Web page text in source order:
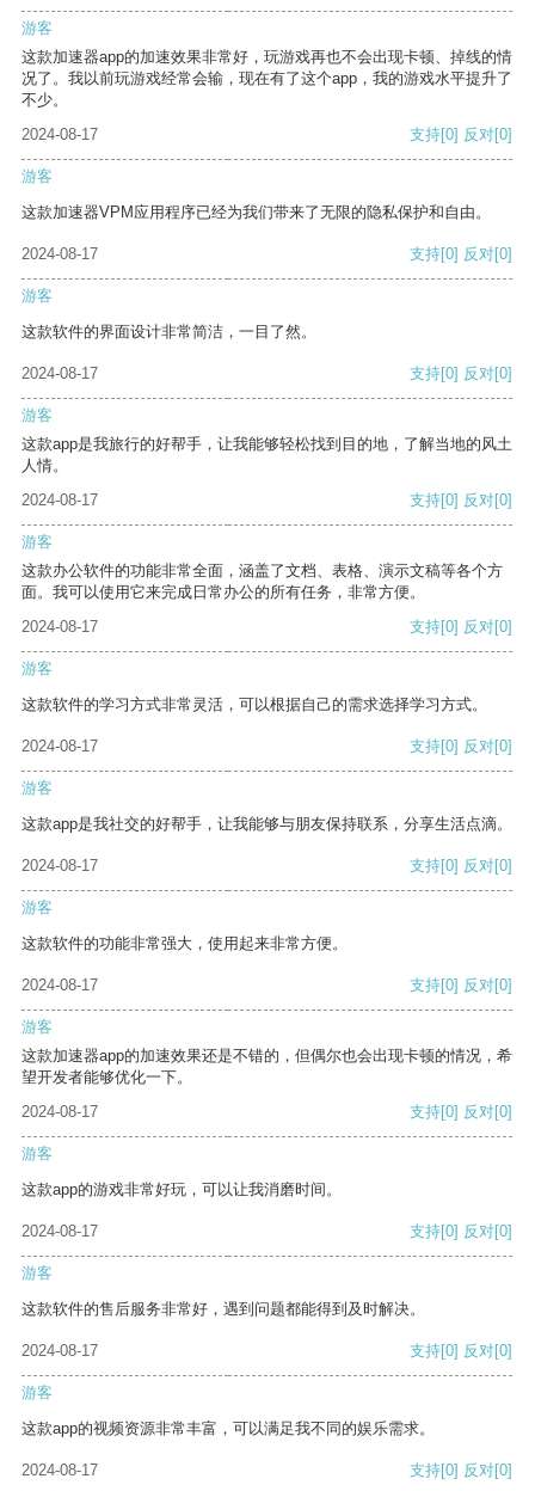
游客
这款加速器app的加速效果非常好，玩游戏再也不会出现卡顿、掉线的情
况了。我以前玩游戏经常会输，现在有了这个app，我的游戏水平提升了
不少。
2024-08-17
支持[0] 反对[0]
游客
这款加速器VPM应用程序已经为我们带来了无限的隐私保护和自由。
2024-08-17 支持[0] 反对[0]
游客
这款软件的界面设计非常简洁，一目了然。
2024-08-17 支持[0] 反对[0]
游客
这款app是我旅行的好帮手，让我能够轻松找到目的地，了解当地的风土
人情。
2024-08-17
支持[0] 反对[0]
游客
这款办公软件的功能非常全面，涵盖了文档、表格、演示文稿等各个方
面。我可以使用它来完成日常办公的所有任务，非常方便。
2024-08-17
支持[0] 反对[0]
游客
这款软件的学习方式非常灵活，可以根据自己的需求选择学习方式。
2024-08-17 支持[0] 反对[0]
游客
这款app是我社交的好帮手，让我能够与朋友保持联系，分享生活点滴。
2024-08-17 支持[0] 反对[0]
游客
这款软件的功能非常强大，使用起来非常方便。
2024-08-17 支持[0] 反对[0]
游客
这款加速器app的加速效果还是不错的，但偶尔也会出现卡顿的情况，希
望开发者能够优化一下。
2024-08-17
支持[0] 反对[0]
游客
这款app的游戏非常好玩，可以让我消磨时间。
2024-08-17 支持[0] 反对[0]
游客
这款软件的售后服务非常好，遇到问题都能得到及时解决。
2024-08-17 支持[0] 反对[0]
游客
这款app的视频资源非常丰富，可以满足我不同的娱乐需求。
2024-08-17 支持[0] 反对[0]